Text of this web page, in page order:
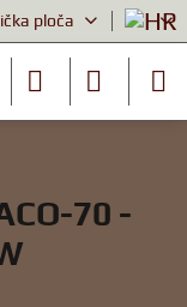
ploča
70 -